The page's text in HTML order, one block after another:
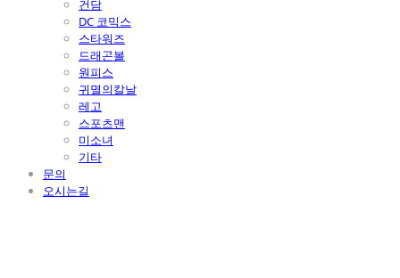
건담
DC 코믹스
스타워즈
드래곤볼
원피스
귀멸의칼날
레고
스포츠맨
미소녀
기타
문의
오시는길